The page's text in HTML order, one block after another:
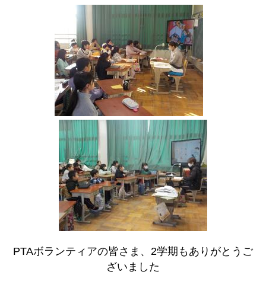
PTAボランティアの皆さま、2学期もありがとうご
ざいました